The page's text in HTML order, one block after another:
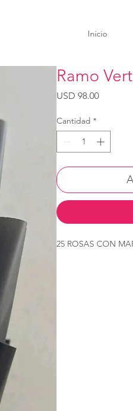
Inicio
Ramo
USD 98.00Precio
Cantidad *
25 ROSAS CON